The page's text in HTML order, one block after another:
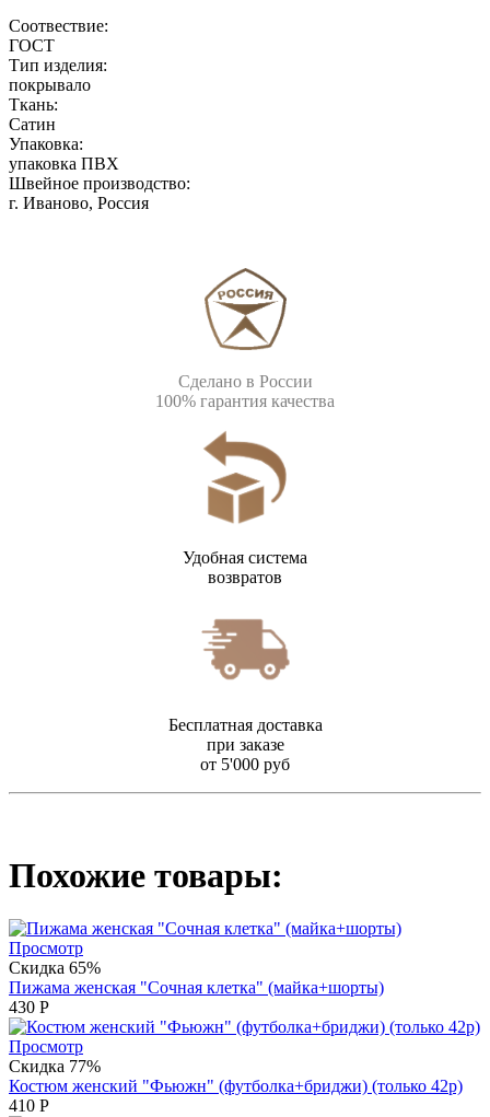
Соотвествие:
ГОСТ
Тип изделия:
покрывало
Ткань:
Сатин
Упаковка:
упаковка ПВХ
Швейное производство:
г. Иваново, Россия
Сделано в России
100% гарантия качества
Удобная система
возвратов
Бесплатная доставка
при заказе
от 5'000 руб
Похожие товары:
Просмотр
Скидка 65%
Пижама женская "Сочная клетка" (майка+шорты)
430 Р
Просмотр
Скидка 77%
Костюм женский "Фьюжн" (футболка+бриджи) (только 42р)
410 Р